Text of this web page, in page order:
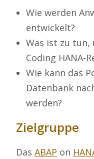
Wie werden
entwickelt?
Was ist zu tun,
Coding HANA-
Wie kann das
Datenbank
werden?
Zielgruppe
Das ABAP on